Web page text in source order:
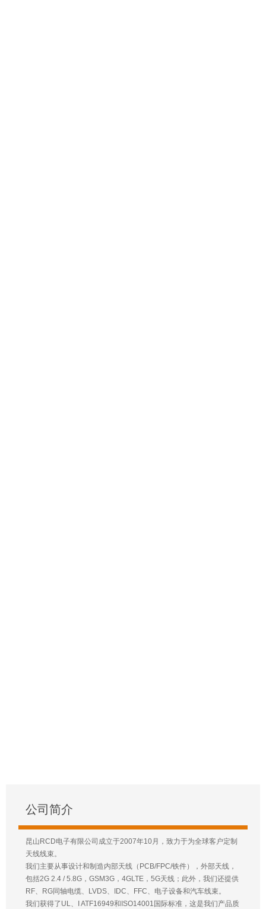
公司简介
昆山RCD电子有限公司成立于2007年10月，致力于为全球客户定制
天线线束。
我们主要从事设计和制造内部天线（PCB/FPC/铁件），外部天线，
包括2G 2.4 / 5.8G，GSM3G，4GLTE，5G天线；此外，我们还提供
RF、RG同轴电缆、LVDS、IDC、FFC、电子设备和汽车线束。
我们获得了UL、I ATF16949和ISO14001国际标准，这是我们产品质